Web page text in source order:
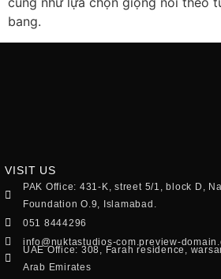
bang.
VISIT US
PAK Office: 431-K, street 5/1, block D,
Foundation O.9, Islamabad.
051 8444296
info@nuktastudios-com.preview-
UAE Office: 308, Farah residence,
Arab Emirates